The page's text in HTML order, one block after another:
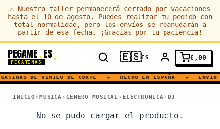
⚠ Nuestro taller permanecerá cerrado por vacaciones
hasta el 10 de agosto. Puedes realizar tu pedido con
total normalidad, pero los envíos se reanudarán a
partir de esa fecha. ¡Gracias por tu paciencia!
PEGAME. ES
PEGATINAS 🇪🇸ES 0,00
DE VINILO DE CORTE ◆ HECHO EN ESPAÑA ◆ ENVIO
INICIO MUSICA GENERO MUSICAL ELECTRONICA DJ
ELROW · IBIZA · HOUSE · FIESTA · TECHNO · DJ
ELROW · IBIZA · HOUSE ·
No se pudo cargar el producto.